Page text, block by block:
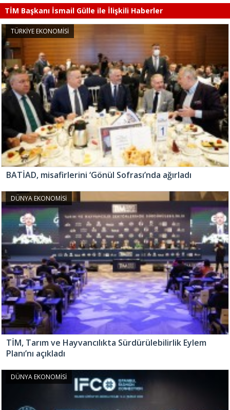
TİM Başkanı İsmail Gülle ile İlişkili Haberler
TÜRKİYE EKONOMİSİ
BATİAD, misafirlerini ‘Gönül Sofrası’nda ağırladı
DÜNYA EKONOMİSİ
TİM, Tarım ve Hayvancılıkta Sürdürülebilirlik Eylem
Planı’nı açıkladı
DÜNYA EKONOMİSİ